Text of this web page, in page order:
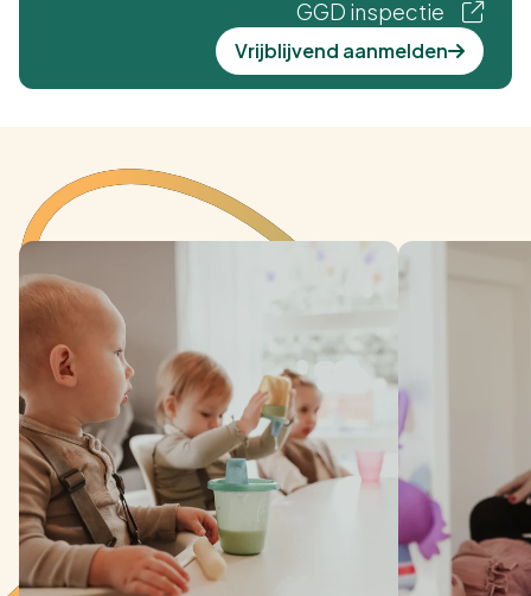
GGD inspectie
Vrijblijvend aanmelden